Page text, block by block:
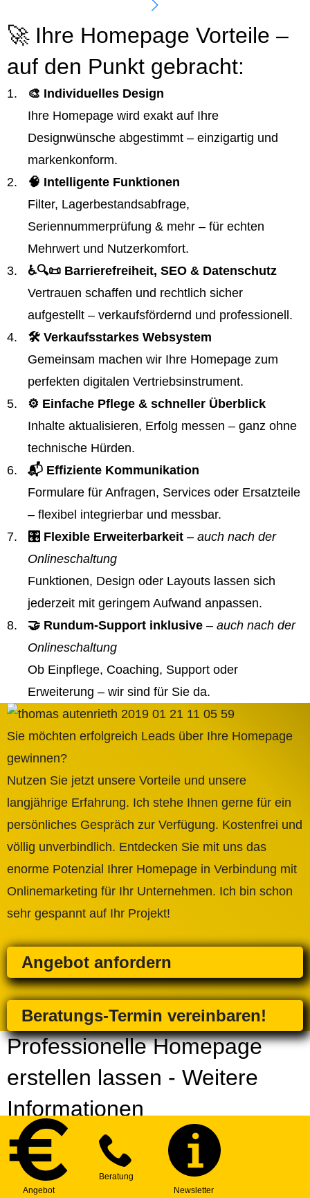
🚀 Ihre Homepage Vorteile –
auf den Punkt gebracht:
🎨 Individuelles Design
Ihre Homepage wird exakt auf Ihre
Designwünsche abgestimmt – einzigartig und
markenkonform.
🧠 Intelligente Funktionen
Filter, Lagerbestandsabfrage,
Seriennummerprüfung & mehr – für echten
Mehrwert und Nutzerkomfort.
♿️🔍📜 Barrierefreiheit, SEO & Datenschutz
Vertrauen schaffen und rechtlich sicher
aufgestellt – verkaufsfördernd und professionell.
🛠️ Verkaufsstarkes Websystem
Gemeinsam machen wir Ihre Homepage zum
perfekten digitalen Vertriebsinstrument.
⚙️ Einfache Pflege & schneller Überblick
Inhalte aktualisieren, Erfolg messen – ganz ohne
technische Hürden.
📬 Effiziente Kommunikation
Formulare für Anfragen, Services oder Ersatzteile
– flexibel integrierbar und messbar.
🎛️ Flexible Erweiterbarkeit – auch nach der
Onlineschaltung
Funktionen, Design oder Layouts lassen sich
jederzeit mit geringem Aufwand anpassen.
🤝 Rundum-Support inklusive – auch nach der
Onlineschaltung
Ob Einpflege, Coaching, Support oder
Erweiterung – wir sind für Sie da.
Sie möchten erfolgreich Leads über Ihre Homepage
gewinnen?
Nutzen Sie jetzt unsere Vorteile und unsere
langjährige Erfahrung. Ich stehe Ihnen gerne für ein
persönliches Gespräch zur Verfügung. Kostenfrei und
völlig unverbindlich. Entdecken Sie mit uns das
enorme Potenzial Ihrer Homepage in Verbindung mit
Onlinemarketing für Ihr Unternehmen. Ich bin schon
sehr gespannt auf Ihr Projekt!
Angebot anfordern
Beratungs-Termin vereinbaren!
Professionelle Homepage
erstellen lassen - Weitere
Informationen
Homepage Profi-Leistungen für Firmen in
der Nähe von Teltow, Stadt
Zusätzlich oder einzeln
Strategiepaket | Erarbeitung einer individuellen